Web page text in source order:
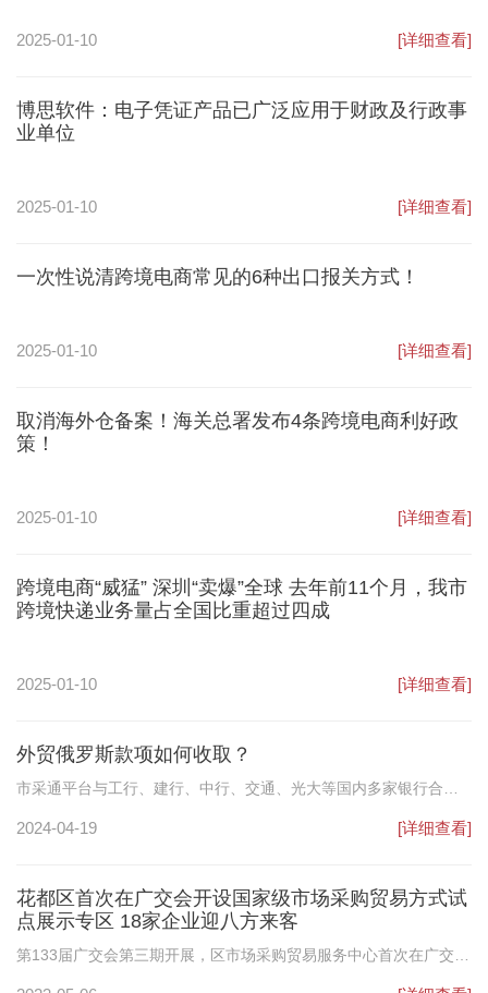
2025-01-10 [详细查看]
博思软件：电子凭证产品已广泛应用于财政及行政事
业单位
2025-01-10 [详细查看]
一次性说清跨境电商常见的6种出口报关方式！
2025-01-10 [详细查看]
取消海外仓备案！海关总署发布4条跨境电商利好政
策！
2025-01-10 [详细查看]
跨境电商“威猛” 深圳“卖爆”全球 去年前11个月，我市
跨境快递业务量占全国比重超过四成
2025-01-10 [详细查看]
外贸俄罗斯款项如何收取？
市采通平台与工行、建行、中行、交通、光大等国内多家银行合
2024-04-19 [详细查看]
花都区首次在广交会开设国家级市场采购贸易方式试
点展示专区 18家企业迎八方来客
第133届广交会第三期开展，区市场采购贸易服务中心首次在广交会